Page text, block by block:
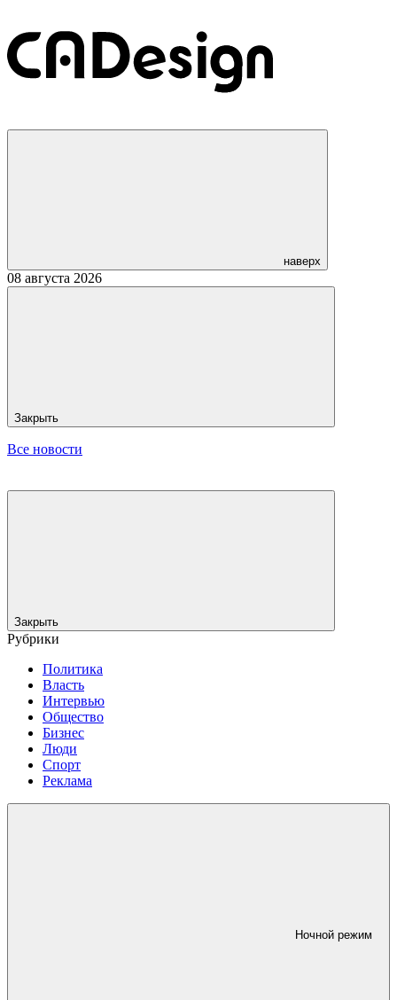
наверх
08 августа 2026
Закрыть
Все новости
Закрыть
Рубрики
Политика
Власть
Интервью
Общество
Бизнес
Люди
Спорт
Реклама
Ночной режим